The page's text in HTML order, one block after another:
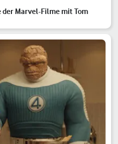
der Marvel-Filme mit Tom